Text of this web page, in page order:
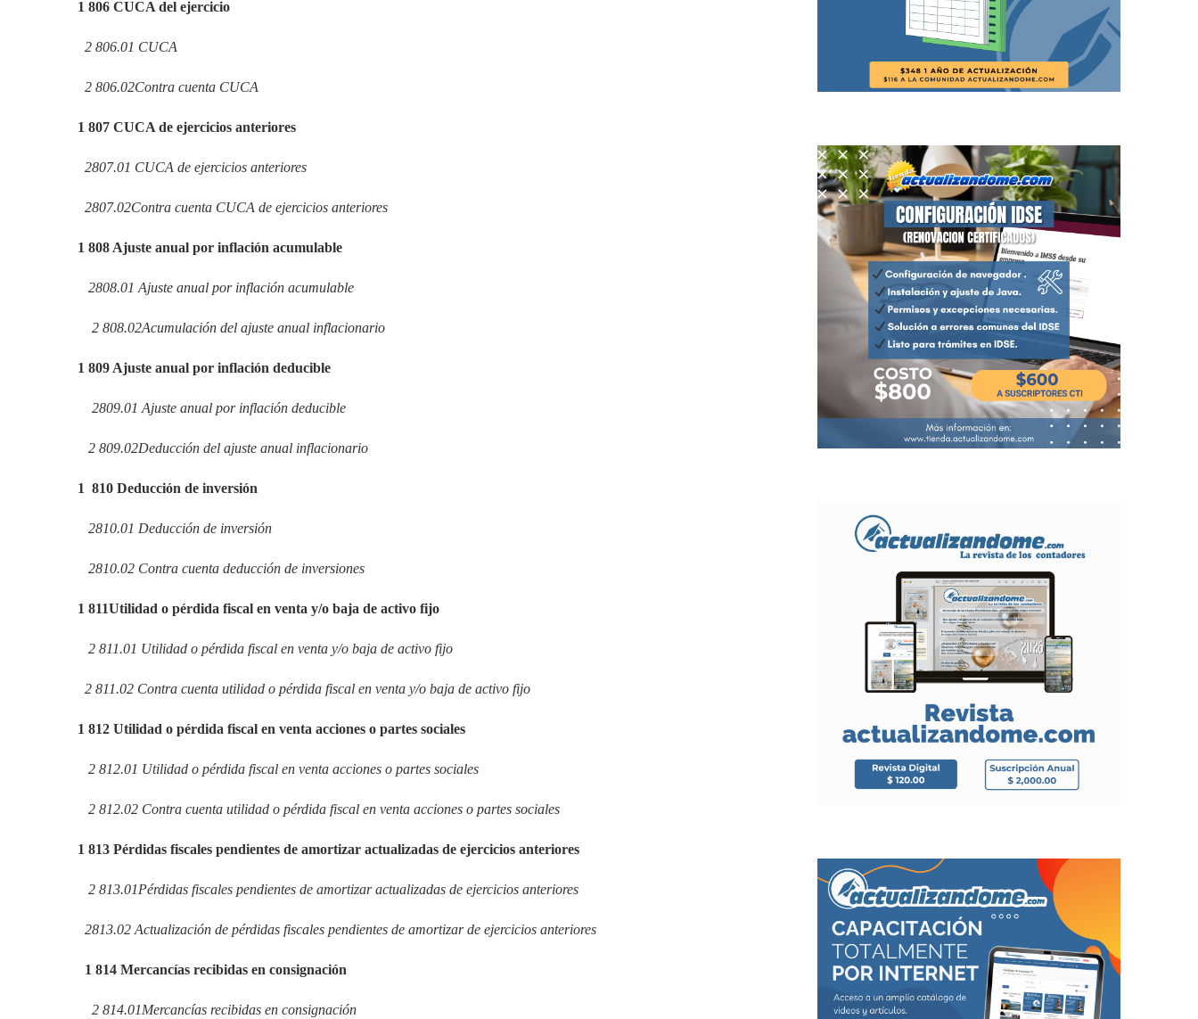
1 806 CUCA del ejercicio
2 806.01 CUCA
2 806.02Contra cuenta CUCA
1 807 CUCA de ejercicios anteriores
2807.01 CUCA de ejercicios anteriores
2807.02Contra cuenta CUCA de ejercicios anteriores
1 808 Ajuste anual por inflación acumulable
2808.01 Ajuste anual por inflación acumulable
2 808.02Acumulación del ajuste anual inflacionario
1 809 Ajuste anual por inflación deducible
2809.01 Ajuste anual por inflación deducible
2 809.02Deducción del ajuste anual inflacionario
1 810 Deducción de inversión
2810.01 Deducción de inversión
2810.02 Contra cuenta deducción de inversiones
1 811Utilidad o pérdida fiscal en venta y/o baja de activo fijo
2 811.01 Utilidad o pérdida fiscal en venta y/o baja de activo fijo
2 811.02 Contra cuenta utilidad o pérdida fiscal en venta y/o baja de activo fijo
1 812 Utilidad o pérdida fiscal en venta acciones o partes sociales
2 812.01 Utilidad o pérdida fiscal en venta acciones o partes sociales
2 812.02 Contra cuenta utilidad o pérdida fiscal en venta acciones o partes sociales
1 813 Pérdidas fiscales pendientes de amortizar actualizadas de ejercicios anteriores
2 813.01Pérdidas fiscales pendientes de amortizar actualizadas de ejercicios anteriores
2813.02 Actualización de pérdidas fiscales pendientes de amortizar de ejercicios anteriores
1 814 Mercancías recibidas en consignación
2 814.01Mercancías recibidas en consignación